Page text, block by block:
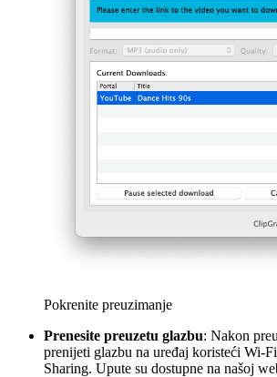
Pokrenite preuzimanje
Prenesite preuzetu glazbu: Nakon
prenijeti glazbu na uređaj koristeći Wi-
Sharing. Upute su dostupne na našoj